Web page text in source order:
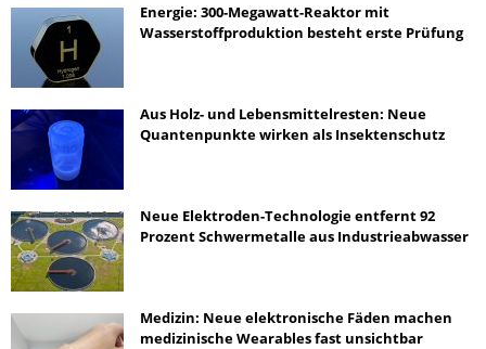
Energie: 300-Megawatt-Reaktor mit
Wasserstoffproduktion besteht erste Prüfung
Aus Holz- und Lebensmittelresten: Neue
Quantenpunkte wirken als Insektenschutz
Neue Elektroden-Technologie entfernt 92
Prozent Schwermetalle aus Industrieabwasser
Medizin: Neue elektronische Fäden machen
medizinische Wearables fast unsichtbar